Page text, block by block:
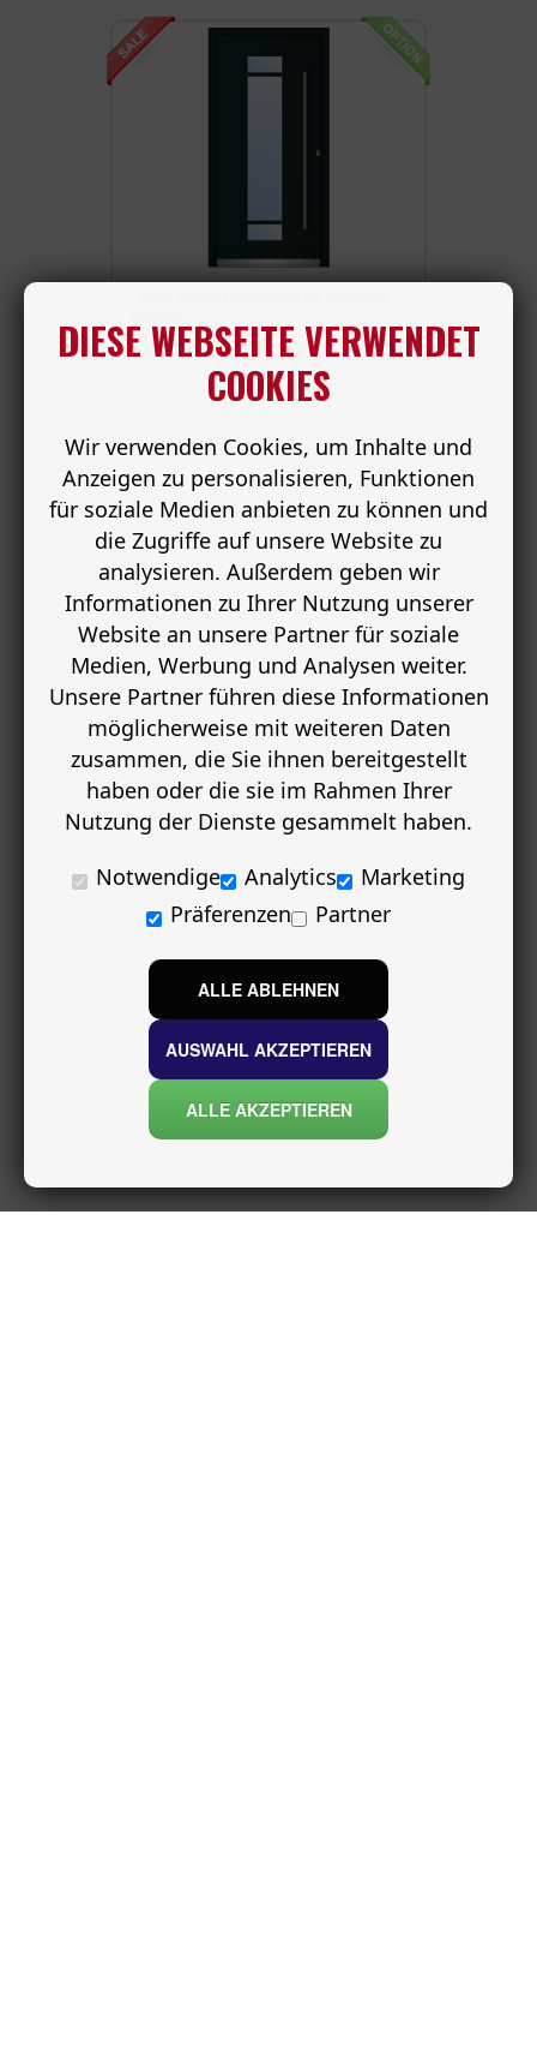
1,189.01€
1,023.40€
DIESE WEBSEITE VERWENDET
COOKIES
Wir verwenden Cookies, um Inhalte und
Anzeigen zu personalisieren, Funktionen
für soziale Medien anbieten zu können und
die Zugriffe auf unsere Website zu
analysieren. Außerdem geben wir
Informationen zu Ihrer Nutzung unserer
Website an unsere Partner für soziale
Medien, Werbung und Analysen weiter.
Unsere Partner führen diese Informationen
möglicherweise mit weiteren Daten
zusammen, die Sie ihnen bereitgestellt
haben oder die sie im Rahmen Ihrer
Nutzung der Dienste gesammelt haben.
Notwendige
Analytics
Marketing
Präferenzen
Partner
ALLE ABLEHNEN
AUSWAHL AKZEPTIEREN
ALLE AKZEPTIEREN